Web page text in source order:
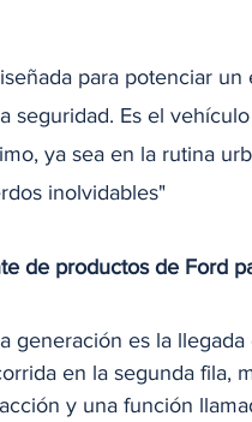
para potenciar
seguridad. Es el
ya sea en la rutina
inolvidables"
de productos de Ford
generación es la
en la segunda fila,
y una función